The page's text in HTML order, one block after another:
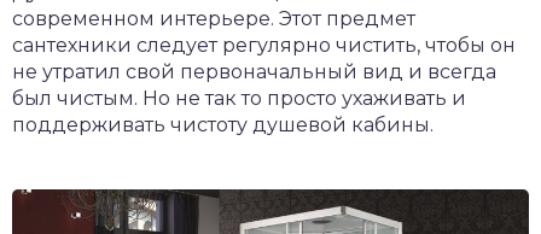
современном интерьере. Этот предмет
сантехники следует регулярно чистить, чтобы он
не утратил свой первоначальный вид и всегда
был чистым. Но не так то просто ухаживать и
поддерживать чистоту душевой кабины.